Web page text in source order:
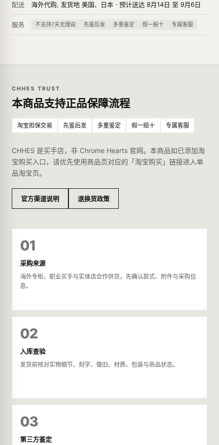
配送 海外代购, 发货地 美国、日本 · 预计送达 8月14日 至 9月6日
服务 不支持7天无理由 先鉴后发 多重鉴定 假一赔十 专属客服
CHHES TRUST
本商品支持正品保障流程
淘宝担保交易 先鉴后发 多重鉴定 假一赔十 专属客服
CHHES 是买手店，非 Chrome Hearts 官网。本商品如已添加淘
宝购买入口，请优先使用商品页对应的「淘宝购买」链接进入单
品淘宝页。
官方渠道说明 退换货政策
01
采购来源
海外专柜、职业买手与实体店合作供货，先确认款式、附件与采购信
息。
02
入库查验
发货前核对实物细节、刻字、做旧、材质、包装与商品状态。
03
第三方鉴定